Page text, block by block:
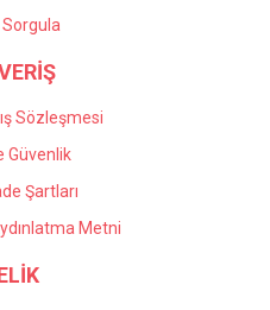
Sözleşmesi
Güvenlik
Şartları
Metni